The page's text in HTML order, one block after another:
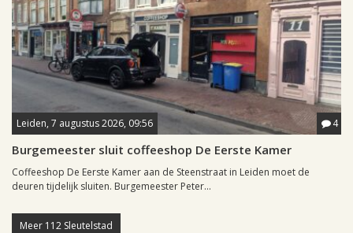
Leiden, 7 augustus 2026, 09:56 4
Burgemeester sluit coffeeshop De Eerste Kamer
Coffeeshop De Eerste Kamer aan de Steenstraat in Leiden moet de
deuren tijdelijk sluiten. Burgemeester Peter...
Meer 112 Sleutelstad